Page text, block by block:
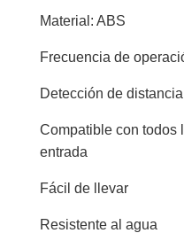
Material: ABS
Frecuencia de
Detección de
Compatible con todos
entrada
Fácil de llevar
Resistente al agua